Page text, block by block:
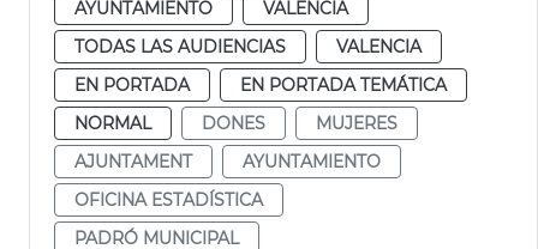
AYUNTAMIENTO
VALENCIA
TODAS LAS AUDIENCIAS
VALENCIA
EN PORTADA
EN PORTADA TEMÁTICA
NORMAL
DONES
MUJERES
AJUNTAMENT
AYUNTAMIENTO
OFICINA ESTADÍSTICA
PADRÓ MUNICIPAL